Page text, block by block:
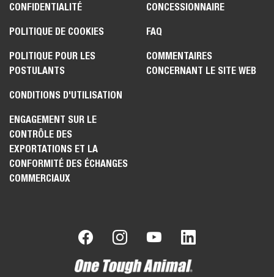
CONFIDENTIALITÉ
POLITIQUE DE COOKIES
POLITIQUE POUR LES
POSTULANTS
CONDITIONS D'UTILISATION
ENGAGEMENT SUR LE
CONTRÔLE DES
EXPORTATIONS ET LA
CONFORMITÉ DES ÉCHANGES
COMMERCIAUX
CONCESSIONNAIRE
FAQ
COMMENTAIRES
CONCERNANT LE SITE WEB